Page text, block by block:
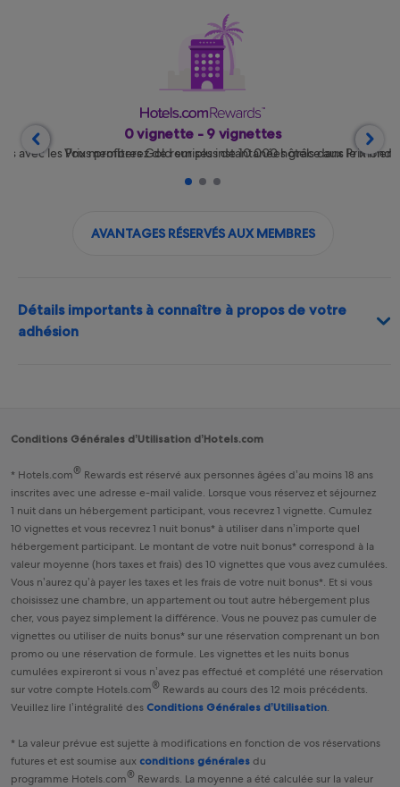
0 vignette - 9 vignettes
Vous profiterez de remises instantanées grâce aux Prix
avec les Prix membres Gold sur plus de 10 000 hôtels dans le
 
AVANTAGES RÉSERVÉS AUX MEMBRES
Détails importants à connaître à propos de votre
adhésion
Conditions Générales d’Utilisation d’Hotels.com
* Hotels.com® Rewardsest réservé aux personnes âgées d’au moins 18 ans
inscrites avec une adresse e-mail valide. Lorsque vous réservez et séjournez
1 nuit dans un hébergement participant, vous recevrez 1 vignette. Cumulez
10 vignettes et vous recevrez 1 nuit bonus* à utiliser dans n’importe quel
hébergement participant. Le montant de votre nuit bonus* correspond à la
valeur moyenne (hors taxes et frais) des 10 vignettes que vous avez cumulées.
Vous n’aurez qu’à payer les taxes et les frais de votre nuit bonus*. Et si vous
choisissez une chambre, un appartement ou tout autre hébergement plus
cher, vous payez simplement la différence. Vous ne pouvez pas cumuler de
vignettes ou utiliser de nuits bonus* sur une réservation comprenant un bon
promo ou une réservation de formule. Les vignettes et les nuits bonus
cumulées expireront si vous n’avez pas effectué et complété une réservation
sur votre compte Hotels.com® Rewards au cours des 12 mois précédents.
Veuillez lire l’intégralité des Conditions Générales d’Utilisation.
* La valeur prévue est sujette à modifications en fonction de vos réservations
futures et est soumise aux conditions générales du
programme Hotels.com® Rewards. La moyenne a été calculée sur la valeur